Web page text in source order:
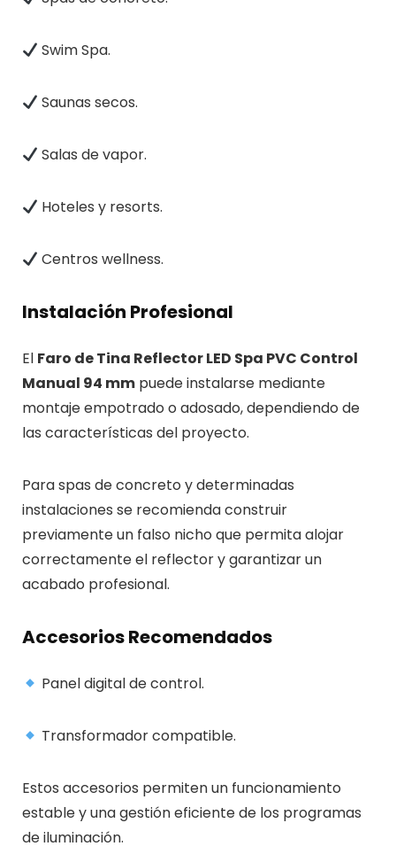
Swim Spa.
Saunas secos.
Salas de vapor.
Hoteles y resorts.
Centros wellness.
Instalación Profesional
El Faro de Tina Reflector LED Spa PVC Control
Manual 94 mmpuede instalarse mediante
montaje empotrado o adosado, dependiendo de
las características del proyecto.
Para spas de concreto y determinadas
instalaciones se recomienda construir
previamente un falso nicho que permita alojar
correctamente el reflector y garantizar un
acabado profesional.
Accesorios Recomendados
Panel digital de control.
Transformador compatible.
Estos accesorios permiten un funcionamiento
estable y una gestión eficiente de los programas
de iluminación.